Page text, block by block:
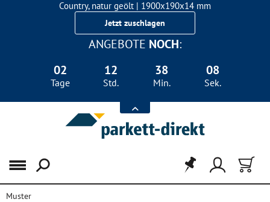
Country, natur geölt | 1900x190x14 mm
Landhausdiele Eiche für nur 29,90 €/m²
Jetzt zuschlagen
ANGEBOTE NOCH:
02
Tage
12
Std.
38
Min.
08
Sek.
Menü
Muster